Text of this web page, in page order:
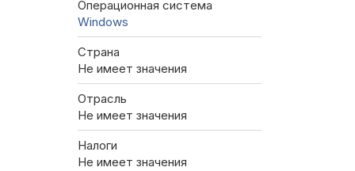
Операционная система
Windows
Страна
Не имеет значения
Отрасль
Не имеет значения
Налоги
Не имеет значения